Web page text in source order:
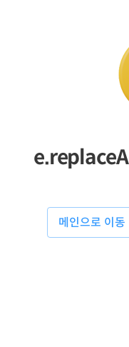
메인으로 이동